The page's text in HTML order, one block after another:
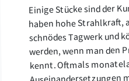
Einige Stücke sind der
haben hohe Strahlkraft,
schnödes Tagwerk und
werden, wenn man den
kennt. Oftmals
Auseinandersetzungen